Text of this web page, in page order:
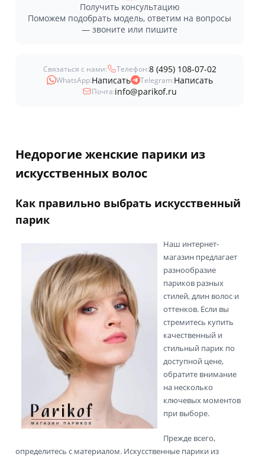
Получить консультацию
Поможем подобрать модель, ответим на вопросы
— звоните или пишите
Связаться с нами: Телефон:8 (495) 108-07-02
WhatsApp:Написать Telegram:Написать
Почта:info@parikof.ru
Недорогие женские парики из
искусственных волос
Как правильно выбрать искусственный
парик
Наш интернет-
магазин предлагает
разнообразие
париков разных
стилей, длин волос и
оттенков. Если вы
стремитесь купить
качественный и
стильный парик по
доступной цене,
обратите внимание
на несколько
ключевых моментов
при выборе.
Прежде всего,
определитесь с материалом. Искусственные парики из